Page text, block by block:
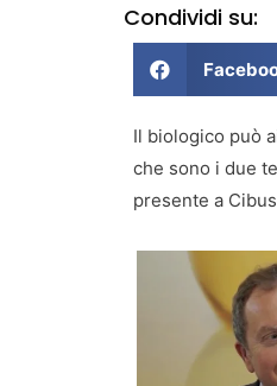
Condividi su:
Il biologico può
che sono i due
presente a